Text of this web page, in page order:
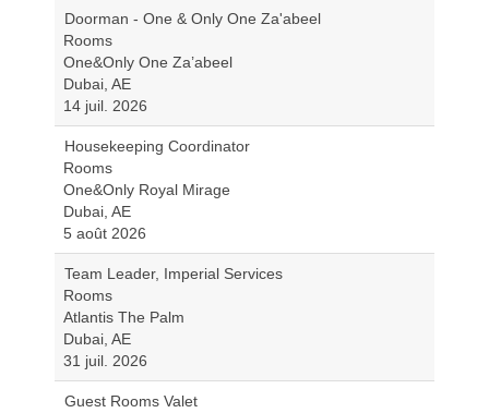
Doorman - One & Only One Za'abeel
Rooms
One&Only One Za’abeel
Dubai, AE
14 juil. 2026
Housekeeping Coordinator
Rooms
One&Only Royal Mirage
Dubai, AE
5 août 2026
Team Leader, Imperial Services
Rooms
Atlantis The Palm
Dubai, AE
31 juil. 2026
Guest Rooms Valet